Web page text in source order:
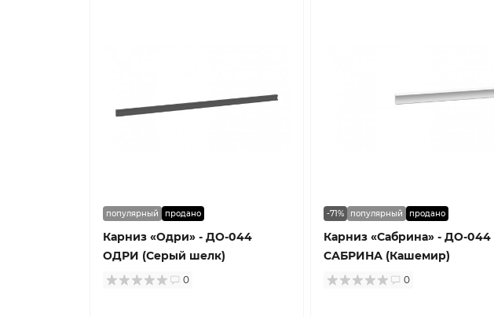
популярный продано
Карниз «Одри» - ДО-044
ОДРИ (Серый шелк)
0
-71% популярный продано
Карниз «Сабрина» - ДО-044
САБРИНА (Кашемир)
0